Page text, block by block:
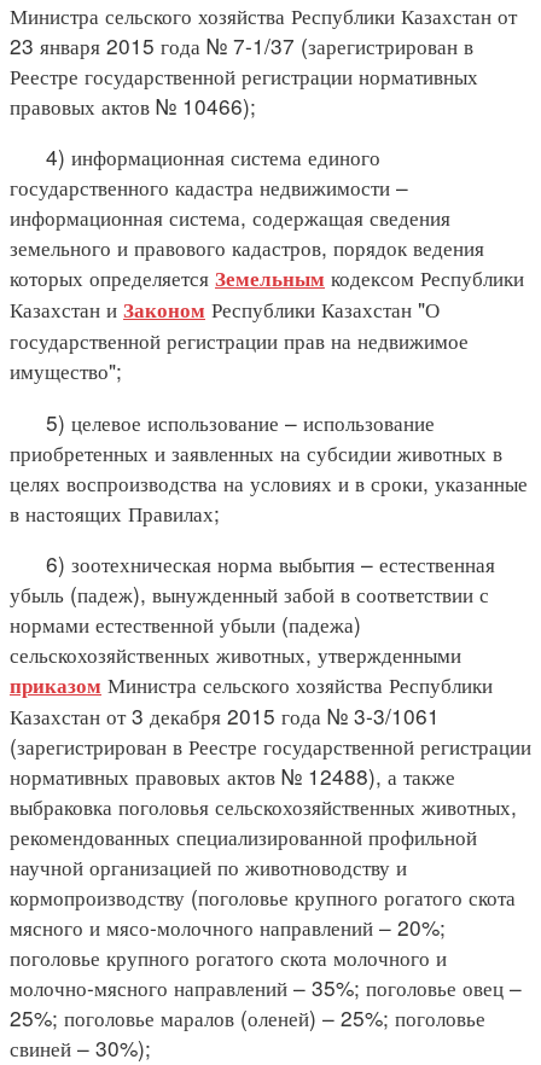
Министра сельского хозяйства Республики Казахстан от
23 января 2015 года № 7-1/37 (зарегистрирован в
Реестре государственной регистрации нормативных
правовых актов № 10466);
4) информационная система единого
государственного кадастра недвижимости –
информационная система, содержащая сведения
земельного и правового кадастров, порядок ведения
которых определяется Земельным кодексом Республики
Казахстан и Законом Республики Казахстан "О
государственной регистрации прав на недвижимое
имущество";
5) целевое использование – использование
приобретенных и заявленных на субсидии животных в
целях воспроизводства на условиях и в сроки, указанные
в настоящих Правилах;
6) зоотехническая норма выбытия – естественная
убыль (падеж), вынужденный забой в соответствии с
нормами естественной убыли (падежа)
сельскохозяйственных животных, утвержденными
приказом Министра сельского хозяйства Республики
Казахстан от 3 декабря 2015 года № 3-3/1061
(зарегистрирован в Реестре государственной регистрации
нормативных правовых актов № 12488), а также
выбраковка поголовья сельскохозяйственных животных,
рекомендованных специализированной профильной
научной организацией по животноводству и
кормопроизводству (поголовье крупного рогатого скота
мясного и мясо-молочного направлений – 20%;
поголовье крупного рогатого скота молочного и
молочно-мясного направлений – 35%; поголовье овец –
25%; поголовье маралов (оленей) – 25%; поголовье
свиней – 30%);